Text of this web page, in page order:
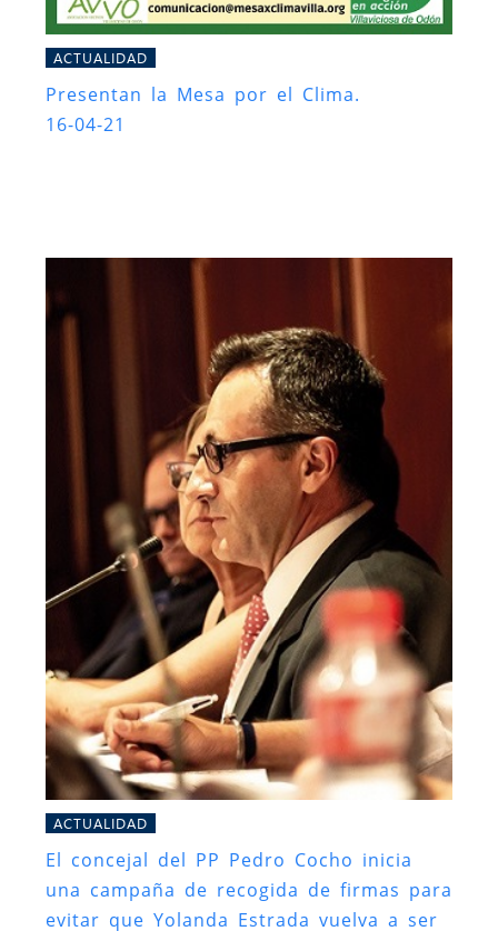
ACTUALIDAD
Presentan la Mesa por el Clima.
16-04-21
ACTUALIDAD
El concejal del PP Pedro Cocho inicia
una campaña de recogida de firmas para
evitar que Yolanda Estrada vuelva a ser